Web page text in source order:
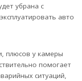
убрана с
авто
плюсов у камеры
помогает
ситуаций,